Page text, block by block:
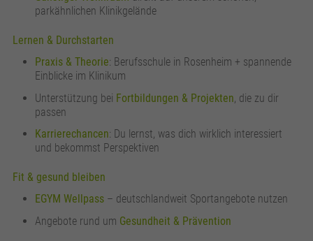
parkähnlichen Klinikgelände
Lernen & Durchstarten
Praxis & Theorie: Berufsschule in Rosenheim + spannende
Einblicke im Klinikum
Unterstützung bei Fortbildungen & Projekten , die zu dir
passen
Karrierechancen: Du lernst, was dich wirklich interessiert
und bekommst Perspektiven
Fit & gesund bleiben
EGYM Wellpass – deutschlandweit Sportangebote nutzen
Angebote rund um Gesundheit & Prävention